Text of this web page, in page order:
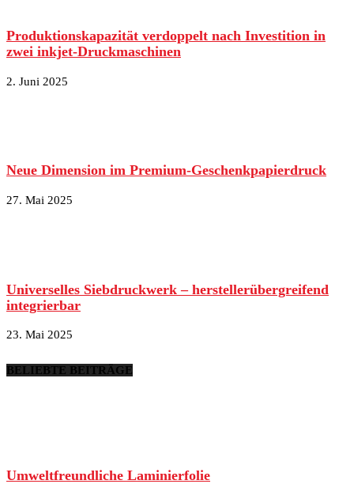
Produktionskapazität verdoppelt nach Investition in
zwei inkjet-Druckmaschinen
2. Juni 2025
Neue Dimension im Premium-Geschenkpapierdruck
27. Mai 2025
Universelles Siebdruckwerk – herstellerübergreifend
integrierbar
23. Mai 2025
BELIEBTE BEITRÄGE
Umweltfreundliche Laminierfolie